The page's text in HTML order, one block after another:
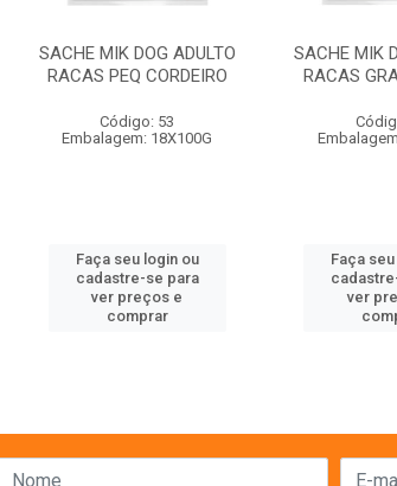
SACHE MIK DOG ADULTO
RACAS PEQ CORDEIRO
Código: 53
Embalagem: 18X100G
Faça seu login ou
cadastre-se para
ver preços e
comprar
SACHE MIK
RACAS
Faça
ver